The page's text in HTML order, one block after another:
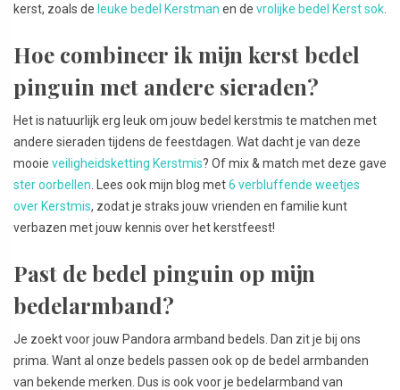
kerst, zoals de leuke bedel Kerstman en de vrolijke bedel Kerst sok
Hoe combineer ik mijn kerst bedel
pinguin met andere sieraden?
Het is natuurlijk erg leuk om jouw bedel kerstmis te matchen met
andere sieraden tijdens de feestdagen. Wat dacht je van deze
mooie veiligheidsketting Kerstmis? Of mix & match met deze gave
ster oorbellen . Lees ook mijn blog met6 verbluffende weetjes
over Kerstmis, zodat je straks jouw vrienden en familie kunt
verbazen met jouw kennis over het kerstfeest!
Past de bedel pinguin op mijn
bedelarmband?
Je zoekt voor jouw Pandora armband bedels. Dan zit je bij ons
prima. Want al onze bedels passen ook op de bedel armbanden
van bekende merken. Dus is ook voor je bedelarmband van